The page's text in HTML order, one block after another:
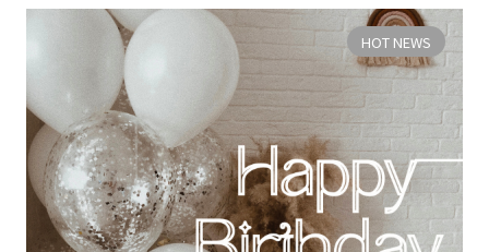
HOT NEWS